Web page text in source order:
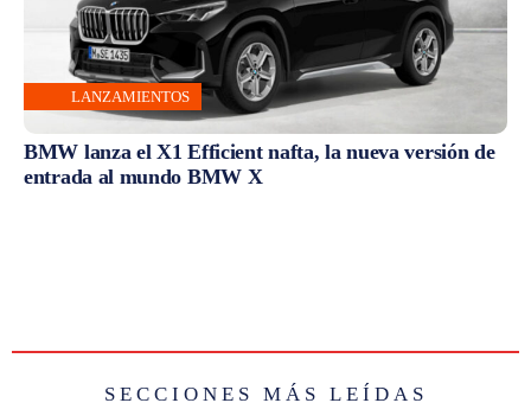
LANZAMIENTOS
BMW lanza el X1 Efficient nafta, la nueva versión de
entrada al mundo BMW X
SECCIONES MÁS LEÍDAS